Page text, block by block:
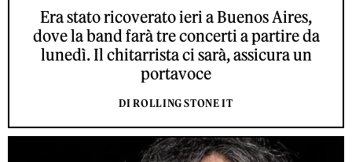
Era stato ricoverato ieri a Buenos Aires,
dove la band farà tre concerti a partire da
lunedì. Il chitarrista ci sarà, assicura un
portavoce
DI ROLLING STONE IT